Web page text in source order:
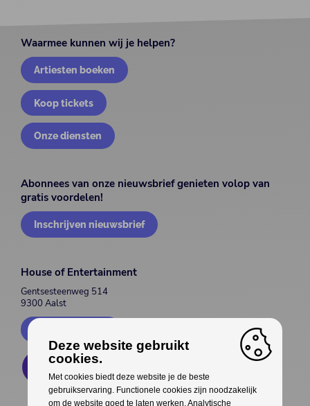
Waarmee kunnen wij je helpen?
Artiesten boeken
Koop tickets
Onze diensten
Abonnees van onze nieuwsbrief genieten volop van
gratis voordelen!
Inschrijven nieuwsbrief
House of Entertainment
Gentsesteenweg 514
9300 Aalst
Deze website gebruikt
cookies.
Met cookies biedt deze website je de beste
gebruikservaring. Functionele cookies zijn noodzakelijk
om de website goed te laten werken. Analytische